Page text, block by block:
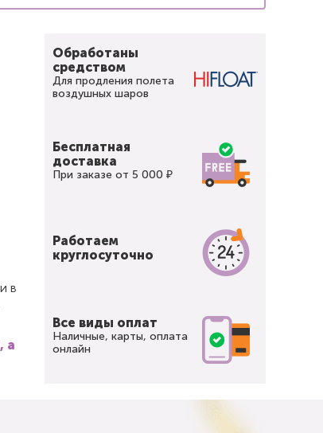
в
а
Обработаны
средством
Для продления полета
воздушных шаров
Бесплатная
доставка
При заказе от 5 000 ₽
Работаем
круглосуточно
Все виды оплат
Наличные, карты, оплата
онлайн